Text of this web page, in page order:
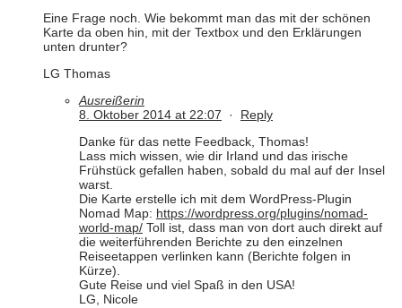
Eine Frage noch. Wie bekommt man das mit der schönen
Karte da oben hin, mit der Textbox und den Erklärungen
unten drunter?
LG Thomas
Ausreißerin
8. Oktober 2014 at 22:07 · Reply
Danke für das nette Feedback, Thomas!
Lass mich wissen, wie dir Irland und das irische
Frühstück gefallen haben, sobald du mal auf der Insel
warst.
Die Karte erstelle ich mit dem WordPress-Plugin
Nomad Map: https://wordpress.org/plugins/nomad-
world-map/ Toll ist, dass man von dort auch direkt auf
die weiterführenden Berichte zu den einzelnen
Reiseetappen verlinken kann (Berichte folgen in
Kürze).
Gute Reise und viel Spaß in den USA!
LG, Nicole